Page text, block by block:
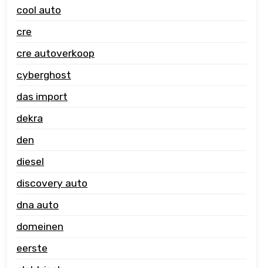
cool auto
cre
cre autoverkoop
cyberghost
das import
dekra
den
diesel
discovery auto
dna auto
domeinen
eerste